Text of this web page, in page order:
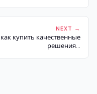
NEXT →
купить качественные
решения...